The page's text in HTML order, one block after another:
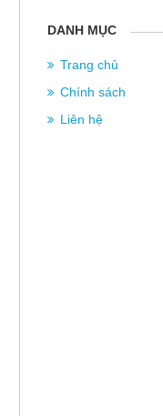
DANH MỤC
Trang chủ
Chính sách
Liên hệ